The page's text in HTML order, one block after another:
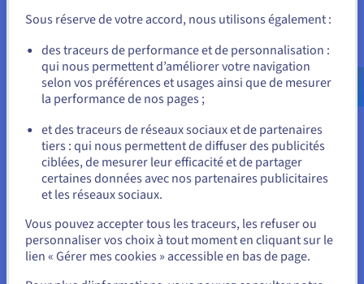
Choisissez le bon nom de domaine
Il doit être court, facile à retenir et refléter votre
professionnalisme. Vérifiez sa disponibilité et optez pour une
extension adéquate.
Sécurisez votre site
La sécurité est primordiale. Assurez-vous de réaliser des
mises à jour régulières et d’utiliser des mots de passe forts.
Profitez également du certificat SSL et de la sécurité DNSSEC
pour renforcer la protection de votre site.
Votre site web CV doit présenter vos compétences et
expériences de la manière la plus claire possible. Incitez les
visiteurs à vous contacter par e-mail, à télécharger votre CV ou
Allez sur le site États-Unis
us.ovhcloud.com/
Anglais USD - $
ou
Rester sur le site actuel
Sélectionner un autre site web
Sous réserve de votre accord, nous utilisons également :
des traceurs de performance et de personnalisation :
qui nous permettent d’améliorer votre navigation
selon vos préférences et usages ainsi que de mesurer
la performance de nos pages ;
et des traceurs de réseaux sociaux et de partenaires
tiers : qui nous permettent de diffuser des publicités
ciblées, de mesurer leur efficacité et de partager
certaines données avec nos partenaires publicitaires
et les réseaux sociaux.
Vous pouvez accepter tous les traceurs, les refuser ou
personnaliser vos choix à tout moment en cliquant sur le
lien « Gérer mes cookies » accessible en bas de page.